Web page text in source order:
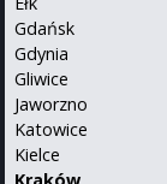
Gdańsk
Gdynia
Gliwice
Jaworzno
Katowice
Kielce
Kraków